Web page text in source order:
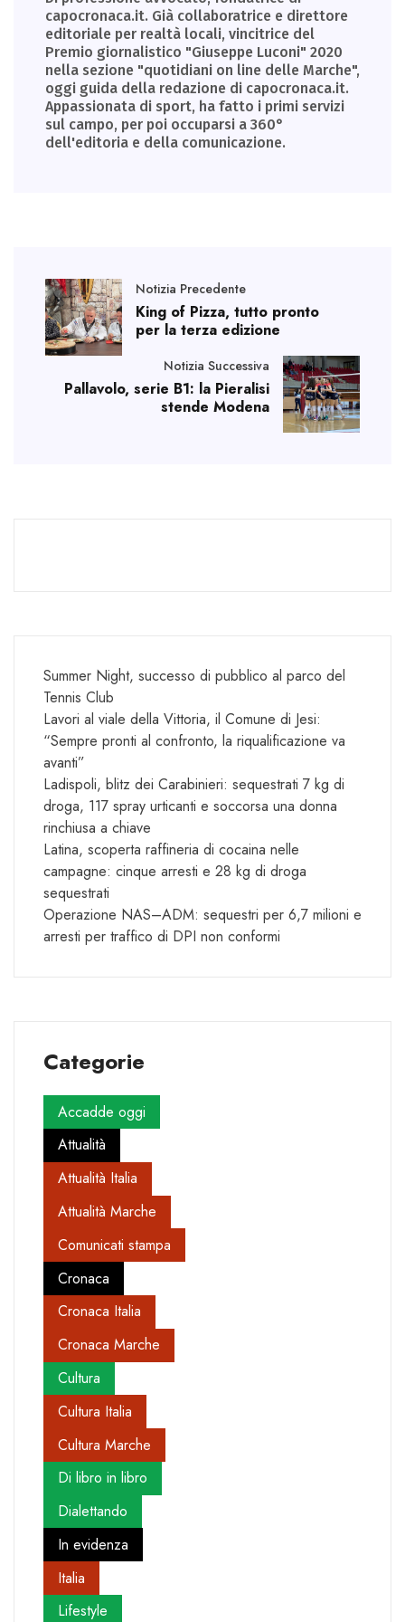
capocronaca.it. Già collaboratrice e direttore
editoriale per realtà locali, vincitrice del
Premio giornalistico "Giuseppe Luconi" 2020
nella sezione "quotidiani on line delle Marche",
oggi guida della redazione di capocronaca.it.
Appassionata di sport, ha fatto i primi servizi
sul campo, per poi occuparsi a 360°
dell'editoria e della comunicazione.
Notizia Precedente
King of Pizza, tutto pronto
per la terza edizione
Notizia Successiva
Pallavolo, serie B1: la Pieralisi
stende Modena
Summer Night, successo di pubblico al parco del
Tennis Club
Lavori al viale della Vittoria, il Comune di Jesi:
“Sempre pronti al confronto, la riqualificazione va
avanti”
Ladispoli, blitz dei Carabinieri: sequestrati 7 kg di
droga, 117 spray urticanti e soccorsa una donna
rinchiusa a chiave
Latina, scoperta raffineria di cocaina nelle
campagne: cinque arresti e 28 kg di droga
sequestrati
Operazione NAS–ADM: sequestri per 6,7 milioni e
arresti per traffico di DPI non conformi
Categorie
Accadde oggi
Attualità
Attualità Italia
Attualità Marche
Comunicati stampa
Cronaca
Cronaca Italia
Cronaca Marche
Cultura
Cultura Italia
Cultura Marche
Di libro in libro
Dialettando
In evidenza
Italia
Lifestyle